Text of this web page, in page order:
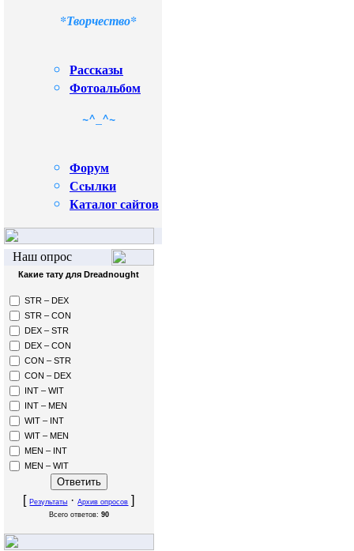
*Творчество*
Рассказы
Фотоальбом
~^_^~
Форум
Сcылки
Каталог сайтов
Наш опрос
Какие тату для Dreadnought
STR – DEX
STR – CON
DEX – STR
DEX – CON
CON – STR
CON – DEX
INT – WIT
INT – MEN
WIT – INT
WIT – MEN
MEN – INT
MEN – WIT
[Результаты ·Архив опросов ]
Всего ответов: 90